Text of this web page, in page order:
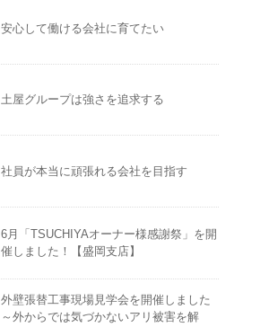
安心して働ける会社に育てたい
土屋グループは強さを追求する
社員が本当に頑張れる会社を目指す
6月「TSUCHIYAオーナー様感謝祭」を開
催しました！【盛岡支店】
外壁張替工事現場見学会を開催しました
～外からでは気づかないアリ被害を解